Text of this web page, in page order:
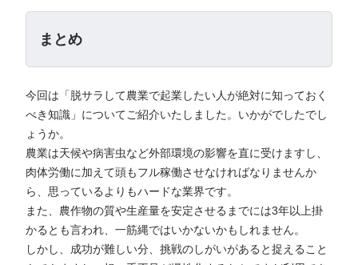
まとめ
今回は「脱サラして農業で起業したい人が絶対に知っておく
べき知識」についてご紹介いたしました。いかがでしたでし
ょうか。
農業は天候や病害虫など外部環境の影響を直に受けますし、
肉体労働に加えて頭もフル稼働させなければなりませんか
ら、思っているよりもハードな業界です。
また、農作物の質や生産量を安定させるまでには3年以上掛
かるとも言われ、一筋縄ではいかないかもしれません。
しかし、成功が難しい分、挑戦のしがいがあると捉えること